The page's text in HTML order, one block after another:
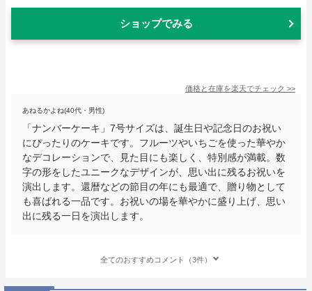
ショップでみる
価格と在庫を楽天でチェック >>
あねるかよね(40代・男性)
「ナンバーケーキ」7号サイズは、誕生日や記念日のお祝い
にぴったりのケーキです。フルーツやいちごを使った華やか
なデコレーションで、見た目にも楽しく、特別感が満載。数
字の形をしたユニークなデザインが、思い出に残るお祝いを
演出します。還暦などの節目の年にも最適で、贈り物として
も喜ばれる一品です。お祝いの場を華やかに盛り上げ、思い
出に残る一日を演出します。
全てのおすすめコメント（3件）